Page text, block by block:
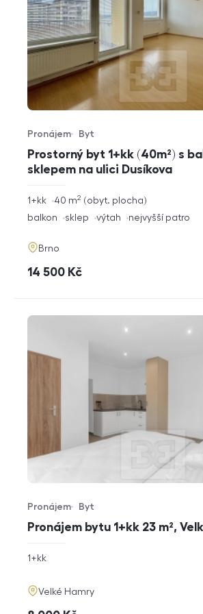
Prostorný byt 1+kk (40m²) s
sklepem na ulici Dusíkova
Typ nabídky
Pronájem
Typ nemovitosti
Byt
rozměry
1+kk obyt. plocha
40 m2
funkce
balkon sklep výtah nejvyšší patro
adresa
Brno
cena
14 500 Kč
Pronájem bytu 1+kk 23 m²,
Typ nabídky
Pronájem
Typ nemovitosti
Byt
rozměry
1+kk
adresa
Velké Hamry